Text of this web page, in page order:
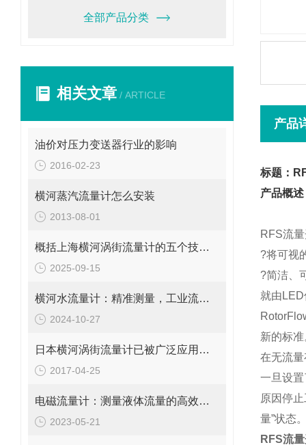
全部产品分类
相关文章 / ARTICLE
油价对压力变送器行业的影响
2016-02-23
横河蒸汽流量计怎么安装
2013-08-01
概括上海横河涡街流量计的五个技术要点
2025-09-15
横河水流量计：精准测量，工业流量的守护者
2024-10-27
日本横河涡街流量计已被广泛应用到工业生产中
2017-04-25
电磁流量计：测量液体流量的高效工具
2023-05-21
产品
标题：
产品概述
RFS流
?将可视
?简洁、
就由
新的标
在无流
一旦设
原因停
量”状态
RFS流